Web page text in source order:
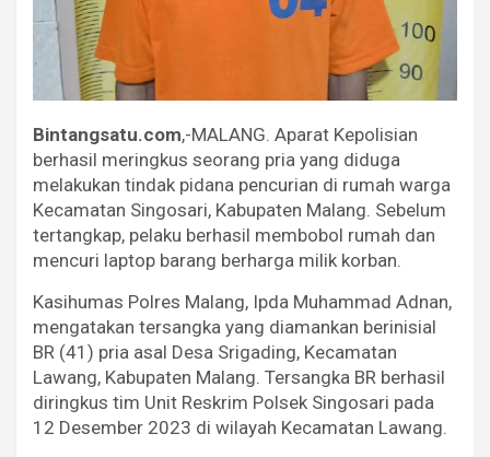
Bintangsatu.com,-MALANG. Aparat Kepolisian
berhasil meringkus seorang pria yang diduga
melakukan tindak pidana pencurian di rumah warga
Kecamatan Singosari, Kabupaten Malang. Sebelum
tertangkap, pelaku berhasil membobol rumah dan
mencuri laptop barang berharga milik korban.
Kasihumas Polres Malang, Ipda Muhammad Adnan,
mengatakan tersangka yang diamankan berinisial
BR (41) pria asal Desa Srigading, Kecamatan
Lawang, Kabupaten Malang. Tersangka BR berhasil
diringkus tim Unit Reskrim Polsek Singosari pada
12 Desember 2023 di wilayah Kecamatan Lawang.